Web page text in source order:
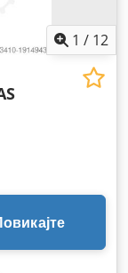
1 / 12